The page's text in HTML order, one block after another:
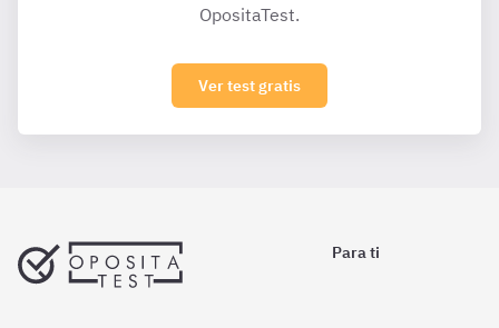
OpositaTest.
Ver test gratis
Para ti